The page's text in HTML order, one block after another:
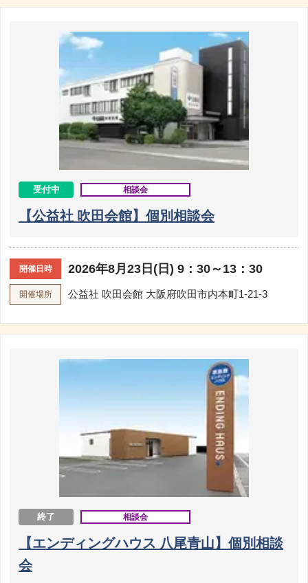
受付中 相談会
【公益社 吹田会館】個別相談会
開催日時 2026年8月23日(日) 9：30～13：30
開催場所 公益社 吹田会館 大阪府吹田市内本町1-21-3
終了 相談会
【エンディングハウス 八尾青山】個別相談
会